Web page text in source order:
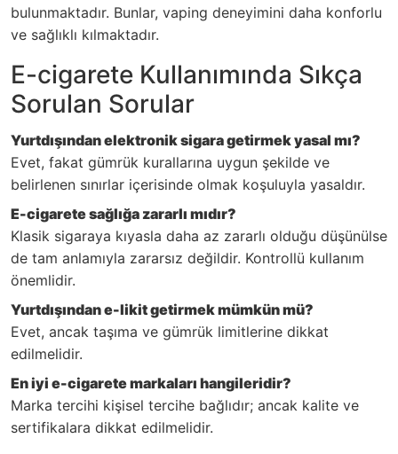
bulunmaktadır. Bunlar, vaping deneyimini daha konforlu
ve sağlıklı kılmaktadır.
E-cigarete Kullanımında Sıkça
Sorulan Sorular
Yurtdışından elektronik sigara getirmek yasal mı?
Evet, fakat gümrük kurallarına uygun şekilde ve
belirlenen sınırlar içerisinde olmak koşuluyla yasaldır.
E-cigarete sağlığa zararlı mıdır?
Klasik sigaraya kıyasla daha az zararlı olduğu düşünülse
de tam anlamıyla zararsız değildir. Kontrollü kullanım
önemlidir.
Yurtdışından e-likit getirmek mümkün mü?
Evet, ancak taşıma ve gümrük limitlerine dikkat
edilmelidir.
En iyi e-cigarete markaları hangileridir?
Marka tercihi kişisel tercihe bağlıdır; ancak kalite ve
sertifikalara dikkat edilmelidir.